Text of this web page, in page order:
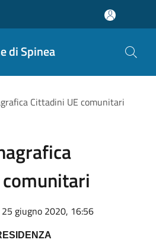
di Spinea
Cittadini UE comunitari
25 giugno 2020, 16:56